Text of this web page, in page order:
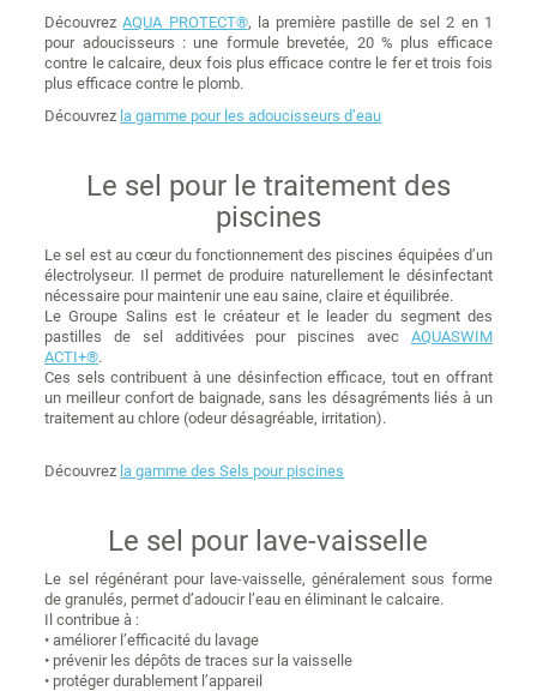
DécouvrezAQUA PROTECT®, la première pastille de sel 2 en 1
pour adoucisseurs : une formule brevetée, 20 % plus efficace
contre le calcaire, deux fois plus efficace contre le fer et trois fois
plus efficace contre le plomb.
Découvrez la gamme pour les adoucisseurs d’eau
Le sel pour le traitement des
piscines
Le sel est au cœur du fonctionnement des piscines équipées d’un
électrolyseur. Il permet de produire naturellement le désinfectant
nécessaire pour maintenir une eau saine, claire et équilibrée.
Le Groupe Salins est le créateur et le leader du segment des
pastilles de sel additivées pour piscines avec AQUASWIM
ACTI+®.
Ces sels contribuent à une désinfection efficace, tout en offrant
un meilleur confort de baignade, sans les désagréments liés à un
traitement au chlore (odeur désagréable, irritation).
Découvrez la gamme des Sels pour piscines
Le sel pour lave-vaisselle
Le sel régénérant pour lave-vaisselle, généralement sous forme
de granulés, permet d’adoucir l’eau en éliminant le calcaire.
Il contribue à :
• améliorer l’efficacité du lavage
• prévenir les dépôts de traces sur la vaisselle
• protéger durablement l’appareil